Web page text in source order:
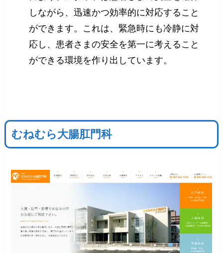
しながら、迅速かつ効率的に対応すること
ができます。これは、緊急時にも冷静に対
応し、患者さまの安全を第一に考えること
ができる環境を作り出しています。
むねむら大腸肛門科